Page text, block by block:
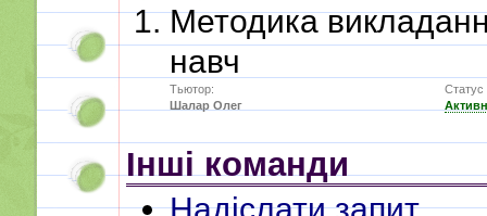
Методика
навч
Тьютор:
Шалар Олег
Статус
Інші команди